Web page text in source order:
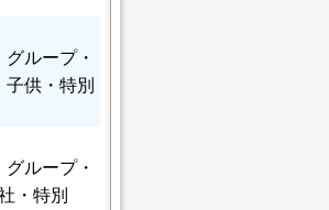
グループ・
子供・特別
グループ・
・特別